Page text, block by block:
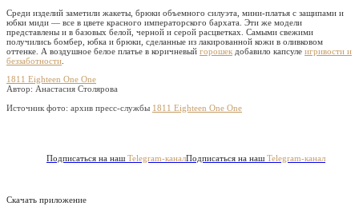
Среди изделий заметили жакеты, брюки объемного силуэта, мини-платья с защипами и
юбки миди — все в цвете красного императорского бархата. Эти же модели
представлены и в базовых белой, черной и серой расцветках. Самыми свежими
получились бомбер, юбка и брюки, сделанные из лакированной кожи в оливковом
оттенке. А воздушное белое платье в коричневый горошек добавило капсуле игривости и
беззаботности
1811 Eighteen One One
Автор: Анастасия Столярова
Источник фото: архив пресс-службы 1811 Eighteen One One
Подписаться на наш Telegram-каналПодписаться на наш Telegram-канал
Скачать приложение